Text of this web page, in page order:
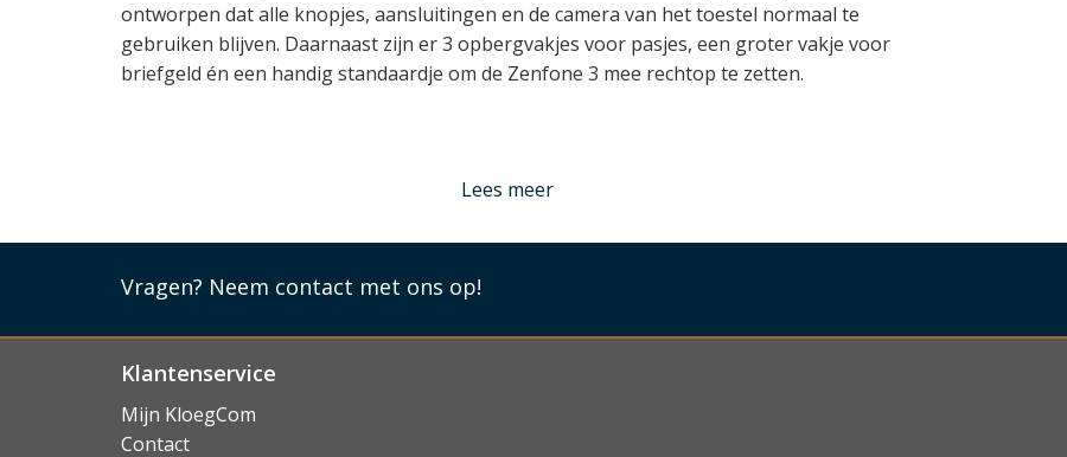
ontworpen dat alle knopjes, aansluitingen en de camera van het toestel normaal te
gebruiken blijven. Daarnaast zijn er 3 opbergvakjes voor pasjes, een groter vakje voor
briefgeld én een handig standaardje om de Zenfone 3 mee rechtop te zetten.
Lees minder
Lees meer
Vragen? Neem contact met ons op!
Klantenservice
Mijn KloegCom
Contact